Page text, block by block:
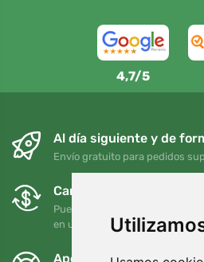
4,7/5
Al día siguiente y de
Envío gratuito para pedidos
Cambios y devoluciones
Puede devolver o cambiar su
en un plazo de 90 días
Apoyamos a Trees.org